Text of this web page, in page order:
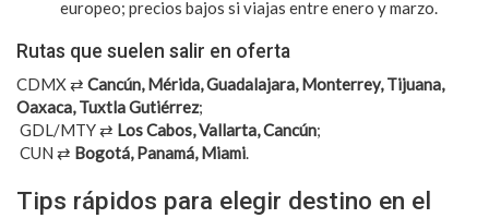
europeo; precios bajos si viajas entre enero y marzo.
Rutas que suelen salir en oferta
CDMX ⇄ Cancún, Mérida, Guadalajara, Monterrey, Tijuana,
Oaxaca, Tuxtla Gutiérrez;
GDL/MTY ⇄ Los Cabos, Vallarta, Cancún;
CUN ⇄ Bogotá, Panamá, Miami.
Tips rápidos para elegir destino en el